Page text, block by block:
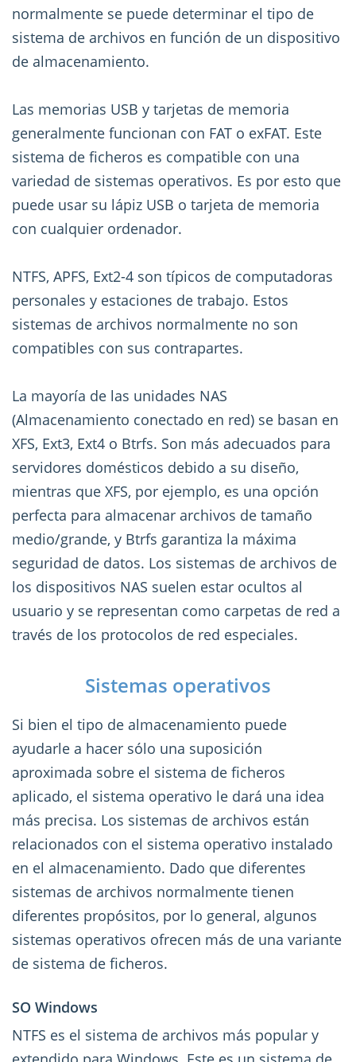
normalmente se puede determinar el tipo de
sistema de archivos en función de un dispositivo
de almacenamiento.
Las memorias USB y tarjetas de memoria
generalmente funcionan con FAT o exFAT. Este
sistema de ficheros es compatible con una
variedad de sistemas operativos. Es por esto que
puede usar su lápiz USB o tarjeta de memoria
con cualquier ordenador.
NTFS, APFS, Ext2-4 son típicos de computadoras
personales y estaciones de trabajo. Estos
sistemas de archivos normalmente no son
compatibles con sus contrapartes.
La mayoría de las unidades NAS
(Almacenamiento conectado en red) se basan en
XFS, Ext3, Ext4 o Btrfs. Son más adecuados para
servidores domésticos debido a su diseño,
mientras que XFS, por ejemplo, es una opción
perfecta para almacenar archivos de tamaño
medio/grande, y Btrfs garantiza la máxima
seguridad de datos. Los sistemas de archivos de
los dispositivos NAS suelen estar ocultos al
usuario y se representan como carpetas de red a
través de los protocolos de red especiales.
Sistemas operativos
Si bien el tipo de almacenamiento puede
ayudarle a hacer sólo una suposición
aproximada sobre el sistema de ficheros
aplicado, el sistema operativo le dará una idea
más precisa. Los sistemas de archivos están
relacionados con el sistema operativo instalado
en el almacenamiento. Dado que diferentes
sistemas de archivos normalmente tienen
diferentes propósitos, por lo general, algunos
sistemas operativos ofrecen más de una variante
de sistema de ficheros.
SO Windows
NTFS es el sistema de archivos más popular y